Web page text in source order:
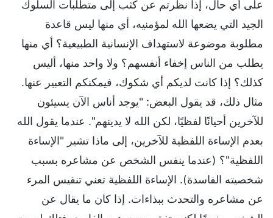
على أي حال، إذا نظرتم عن كثب إلى متطلبات السلوك
الجيد التي يضعها الله لمؤمنيه، أي منها ليس قاعدة
مطلوبة موضوعة لاستهداف الإنسانية الطبيعية؟ أي منها
يطلب من الناس إخفاء أنفسهم؟ ولا واحد منها، أليس
كذلك؟ إذا كانت لديكم أي شكوك، فيمكنكم التعبير عنها.
مثال ذلك، قد يقول البعض: "يوجد أناس الآن يسيئون
للآخرين أحيانًا لفظيًا، لكن الله لا يدينهم". عندما يقول الله
بعدم الإساءة اللفظية للآخرين، إلى ماذا تشير "الإساءة
اللفظية"؟ (عندما ينفس الشخص عن مشاعره بسبب
شخصيته الفاسدة). الإساءة اللفظية تعني تنفيس المرء
عن مشاعره والتحدث ببذاءات. إذا كان ما يقال عن